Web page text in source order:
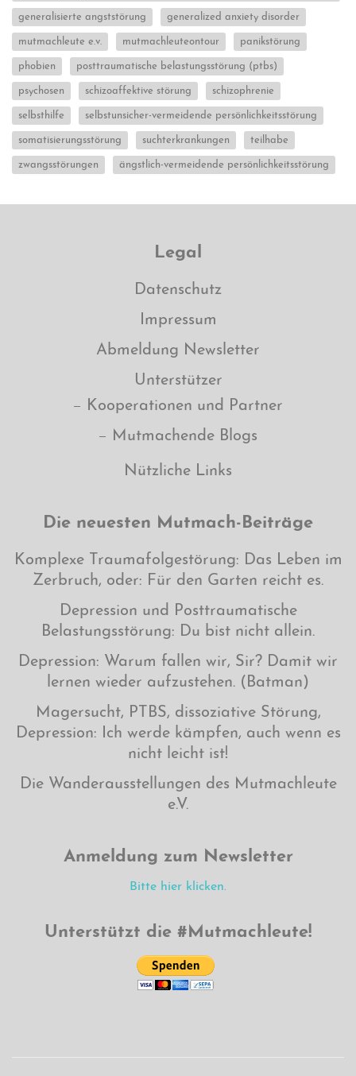
generalisierte angststörung generalized anxiety disorder
mutmachleute e.v. mutmachleuteontour panikstörung
phobien posttraumatische belastungsstörung (ptbs)
psychosen schizoaffektive störung schizophrenie
selbsthilfe selbstunsicher-vermeidende persönlichkeitsstörung
somatisierungsstörung suchterkrankungen teilhabe
zwangsstörungen ängstlich-vermeidende persönlichkeitsstörung
Legal
Datenschutz
Impressum
Abmeldung Newsletter
Unterstützer
Kooperationen und Partner
Mutmachende Blogs
Nützliche Links
Die neuesten Mutmach-Beiträge
Komplexe Traumafolgestörung: Das Leben im
Zerbruch, oder: Für den Garten reicht es.
Depression und Posttraumatische
Belastungsstörung: Du bist nicht allein.
Depression: Warum fallen wir, Sir? Damit wir
lernen wieder aufzustehen. (Batman)
Magersucht, PTBS, dissoziative Störung,
Depression: Ich werde kämpfen, auch wenn es
nicht leicht ist!
Die Wanderausstellungen des Mutmachleute
e.V.
Anmeldung zum Newsletter
Bitte hier klicken.
Unterstützt die #Mutmachleute!